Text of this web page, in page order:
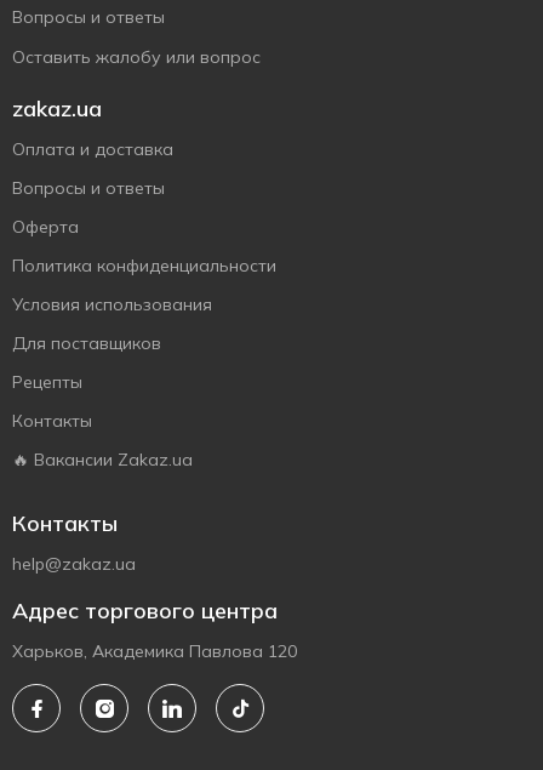
Вопросы и ответы
Оставить жалобу или вопрос
zakaz.ua
Оплата и доставка
Вопросы и ответы
Оферта
Политика конфиденциальности
Условия использования
Для поставщиков
Рецепты
Контакты
🔥 Вакансии Zakaz.ua
Контакты
help@zakaz.ua
Адрес торгового центра
Харьков, Академика Павлова 120